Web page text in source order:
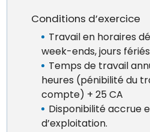
Conditions d’exercice
Travail en horaires
week-ends, jours
Temps de travail
heures (pénibilité du
compte) + 25 CA
Disponibilité accrue
d’exploitation.